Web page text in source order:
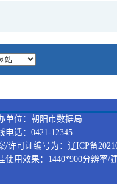
单位：朝阳市数据局
电话：0421-12345
/许可证编号为：辽ICP备
使用效果：1440*900分辨率/